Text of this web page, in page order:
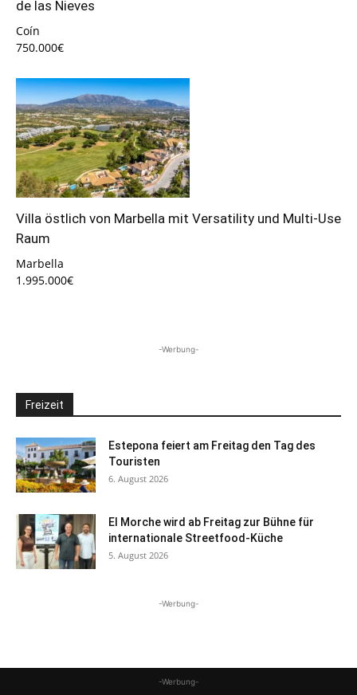
de las Nieves
Coín
750.000€
Villa östlich von Marbella mit Versatility und Multi-Use
Raum
Marbella
1.995.000€
-Werbung-
Freizeit
Estepona feiert am Freitag den Tag des
Touristen
6. August 2026
El Morche wird ab Freitag zur Bühne für
internationale Streetfood-Küche
5. August 2026
-Werbung-
-Werbung-